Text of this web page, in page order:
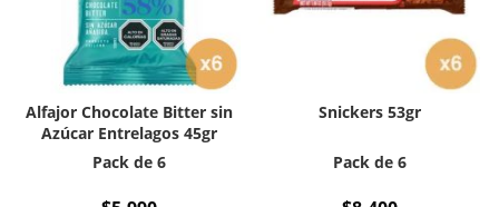
Alfajor Chocolate Bitter sin
Azúcar Entrelagos 45gr
Pack de 6
Snickers 53gr
Pack de 6